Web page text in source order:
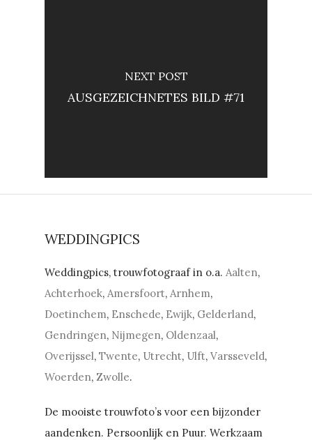
NEXT POST
AUSGEZEICHNETES BILD #71
WEDDINGPICS
Weddingpics, trouwfotograaf in o.a. Aalten,
Achterhoek, Amersfoort, Arnhem,
Doetinchem, Enschede, Ewijk, Gelderland,
Gendringen, Nijmegen, Oldenzaal,
Overijssel,Twente, Utrecht, Ulft,Varsseveld,
Woerden, Zwolle.
De mooiste trouwfoto’s voor een bijzonder
aandenken. Persoonlijk en Puur. Werkzaam